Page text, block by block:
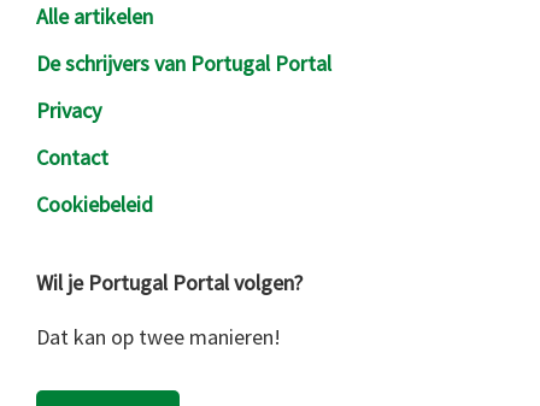
Alle artikelen
De schrijvers van Portugal Portal
Privacy
Contact
Cookiebeleid
Wil je Portugal Portal volgen?
Dat kan op twee manieren!